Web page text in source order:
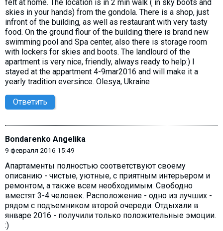
felt at home. The location is in 2 min walk ( in sky boots and
skies in your hands) from the gondola. There is a shop, just
infront of the building, as well as restaurant with very tasty
food. On the ground flour of the building there is brand new
swimming pool and Spa center, also there is storage room
with lockers for skies and boots. The landlourd of the
apartment is very nice, friendly, always ready to help:) I
stayed at the appartment 4-9mar2016 and will make it a
yearly tradition eversince. Olesya, Ukraine
Ответить
Bondarenko Angelika
9 февраля 2016 15:49
Апартаменты полностью соответствуют своему
описанию - чистые, уютные, с приятным интерьером и
ремонтом, а также всем необходимым. Свободно
вместят 3-4 человек. Расположение - одно из лучших -
рядом с подъемником второй очереди. Отдыхали в
январе 2016 - получили только положительные эмоции.
:)